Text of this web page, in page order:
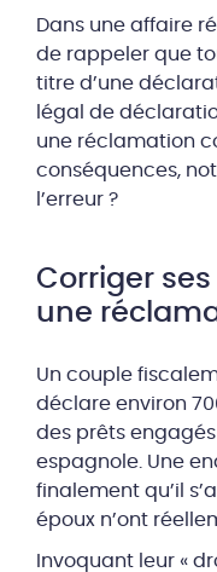
Dans une affaire
de rappeler que
titre d’une
légal de
une réclamation
conséquences,
l’erreur ?
Corriger
une
Un couple
déclare environ
des prêts
espagnole. Une
finalement qu’il
époux n’ont
Invoquant leur «